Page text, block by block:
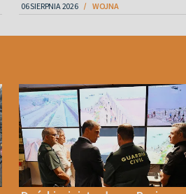
06 SIERPNIA 2026 WOJNA